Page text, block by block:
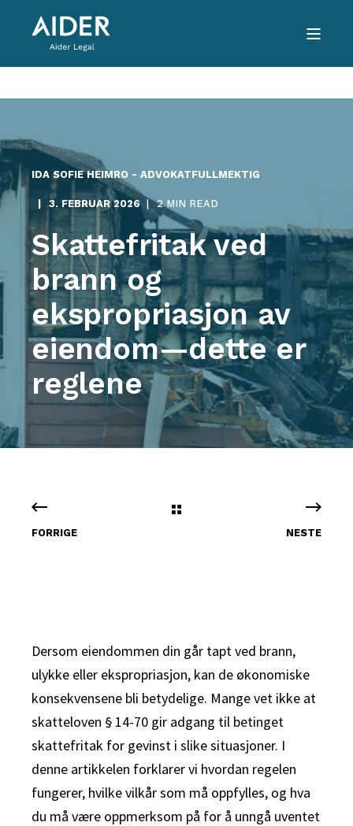
IDA SOFIE HEIMRO - ADVOKATFULLMEKTIG
3. FEBRUAR 2026 2 MIN READ
Skattefritak ved
brann og
ekspropriasjon av
eiendom—dette er
reglene
FORRIGE NESTE
Dersom eiendommen din går tapt ved brann,
ulykke eller ekspropriasjon, kan de økonomiske
konsekvensene bli betydelige. Mange vet ikke at
skatteloven § 14-70 gir adgang til betinget
skattefritak for gevinst i slike situasjoner. I
denne artikkelen forklarer vi hvordan regelen
fungerer, hvilke vilkår som må oppfylles, og hva
du må være oppmerksom på for å unngå uventet